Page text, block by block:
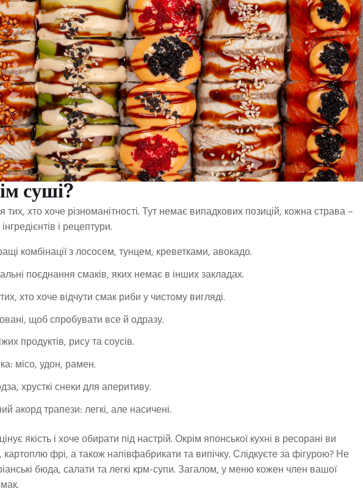
суші?
хто хоче різноманітності. Тут немає випадкових позицій, кожна страва –
і рецептури.
комбінації з лососем, тунцем, креветками, авокадо.
поєднання смаків, яких немає в інших закладах.
хто хоче відчути смак риби у чистому вигляді.
щоб спробувати все й одразу.
продуктів, рису та соусів.
місо, удон, рамен.
хрусткі снеки для аперитиву.
акорд трапези: легкі, але насичені.
якість і хоче обирати під настрій. Окрім японської кухні в ресорані ви
картоплю фрі, а також напівфабрикати та випічку. Слідкуєте за фігурою? Не
бюда, салати та легкі крм-супи. Загалом, у меню кожен член вашої